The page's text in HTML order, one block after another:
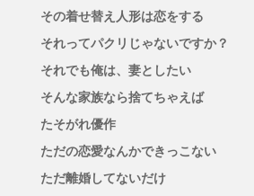
その着せ替え人形は恋をする
それってパクリじゃないですか？
それでも俺は、妻としたい
そんな家族なら捨てちゃえば
たそがれ優作
ただの恋愛なんかできっこない
ただ離婚してないだけ